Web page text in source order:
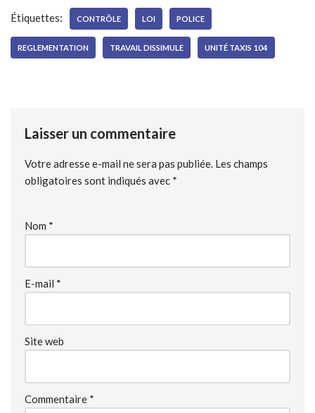
Étiquettes: CONTRÔLE LOI POLICE
REGLEMENTATION TRAVAIL DISSIMULE UNITÉ TAXIS 104
Laisser un commentaire
Votre adresse e-mail ne sera pas publiée. Les champs
obligatoires sont indiqués avec *
Nom *
E-mail *
Site web
Commentaire *